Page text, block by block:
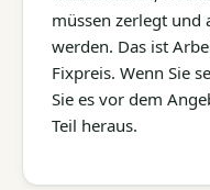
müssen zerlegt
werden. Das ist
Fixpreis. Wenn Sie
Sie es vor dem
Teil heraus.